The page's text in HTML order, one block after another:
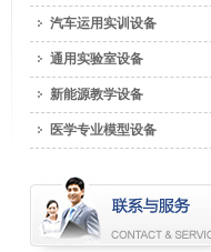
汽车运用实训设备
通用实验室设备
新能源教学设备
医学专业模型设备